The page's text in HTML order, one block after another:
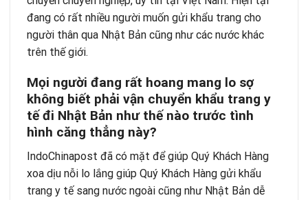
đang có rất nhiều người muốn gửi khẩu trang cho
người thân qua Nhật Bản cũng như các nước khác
trên thế giới.
Mọi người đang rất hoang mang lo sợ
không biết phải vận chuyển khẩu trang y
tế đi Nhật Bản như thế nào trước tình
hình căng thẳng này?
IndoChinapost đã có mặt để giúp Quý Khách Hàng
xoa dịu nỗi lo lắng giúp Quý Khách Hàng gửi khẩu
trang y tế sang nước ngoài cũng như Nhật Bản dễ